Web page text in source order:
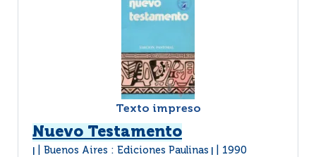
Texto impreso
Nuevo Testamento
Buenos Aires : Ediciones Paulinas 1990